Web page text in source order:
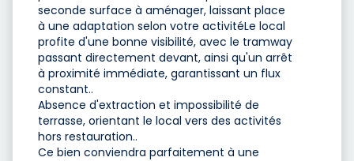
seconde surface à aménager, laissant place
à une adaptation selon votre activitéLe local
profite d'une bonne visibilité, avec le tramway
passant directement devant, ainsi qu'un arrêt
à proximité immédiate, garantissant un flux
constant..
Absence d'extraction et impossibilité de
terrasse, orientant le local vers des activités
hors restauration..
Ce bien conviendra parfaitement à une